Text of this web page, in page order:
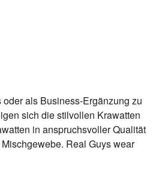
als Business-Ergänzung zu
sich die stilvollen Krawatten
in anspruchsvoller Qualität
Real Guys wear